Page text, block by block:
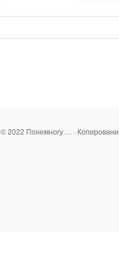
© 2022 Понемногу … ·